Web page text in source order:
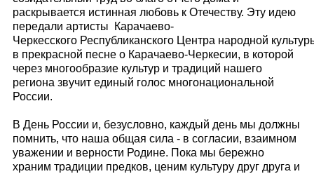
раскрывается истинная любовь к Отечеству. Эту идею
передали артисты Карачаево-
Черкесского Республиканского Центра народной
в прекрасной песне о Карачаево-Черкесии, в которой
через многообразие культур и традиций нашего
региона звучит единый голос многонациональной
России.
В День России и, безусловно, каждый день мы должны
помнить, что наша общая сила - в согласии, взаимном
уважении и верности Родине. Пока мы бережно
храним традиции предков, ценим культуру друг друга и